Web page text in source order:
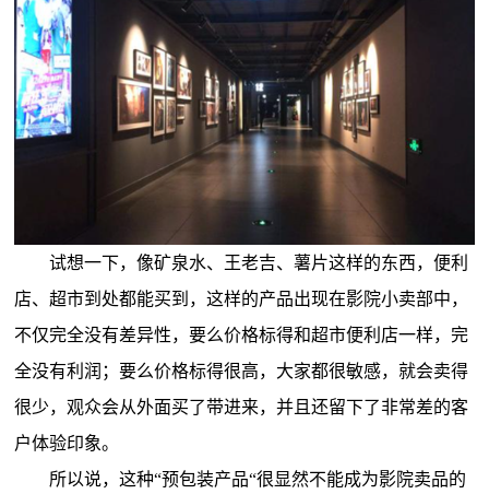
试想一下，像矿泉水、王老吉、薯片这样的东西，便利
店、超市到处都能买到，这样的产品出现在影院小卖部中，
不仅完全没有差异性，要么价格标得和超市便利店一样，完
全没有利润；要么价格标得很高，大家都很敏感，就会卖得
很少，观众会从外面买了带进来，并且还留下了非常差的客
户体验印象。
所以说，这种“预包装产品“很显然不能成为影院卖品的